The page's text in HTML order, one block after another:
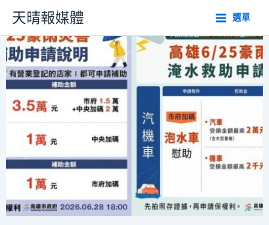
主
要
內
容
天晴報媒體 選單